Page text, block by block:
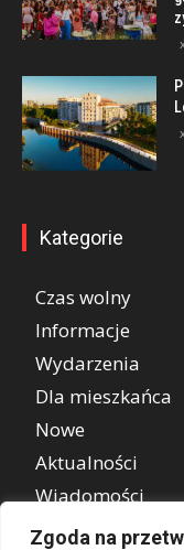
Zgoda na
Kategorie
Czas wolny
Informacje
Wydarzenia
Dla mieszkańca
Nowe
Aktualności
Wiadomości
REKLAMA